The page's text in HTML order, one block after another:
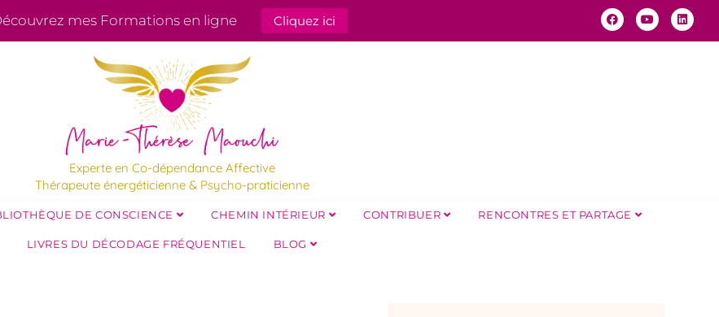
mes Formations en ligne Cliquez ici
Experte en Co-dépendance Affective
Thérapeute énergéticienne & Psycho-praticienne
DE CONSCIENCE CHEMIN INTÉRIEUR CONTRIBUER RENCONTRES ET PARTAGE
LIVRES DU DÉCODAGE FRÉQUENTIEL BLOG